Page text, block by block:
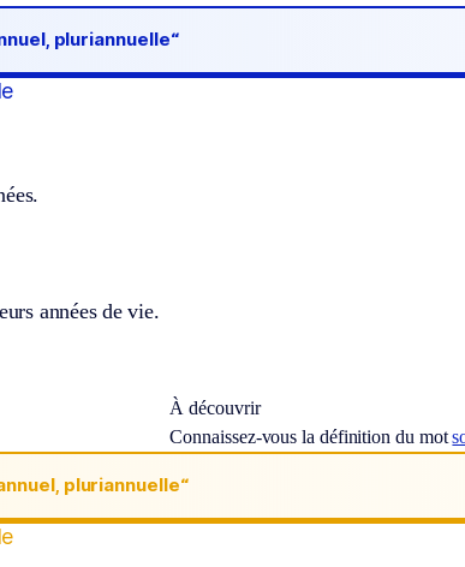
pluriannuelle“
années de vie.
À découvrir
Connaissez-vous la définition du mot
pluriannuelle“